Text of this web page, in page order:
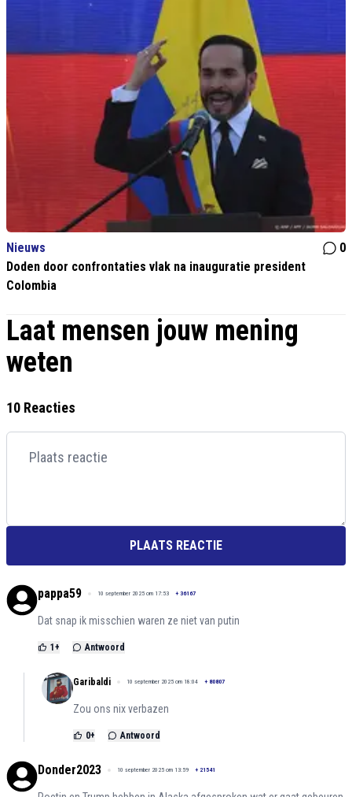
Nieuws
0
Doden door confrontaties vlak na inauguratie president
Colombia
Laat mensen jouw mening
weten
10 Reacties
PLAATS REACTIE
pappa59 10 september 2025 om 17:53 + 36167
Dat snap ik misschien waren ze niet van putin
1+ Antwoord
Garibaldi 10 september 2025 om 18:04 + 80807
Zou ons nix verbazen
0+ Antwoord
Donder2023 10 september 2025 om 13:59 + 21541